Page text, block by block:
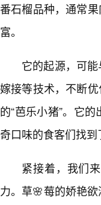
番石榴品种，通常
富。
它的起源，可
嫁接等技术，不断
的“芭乐小猪”。它
奇口味的食客们找到
紧接着，我们
力。草🌸莓的娇艳